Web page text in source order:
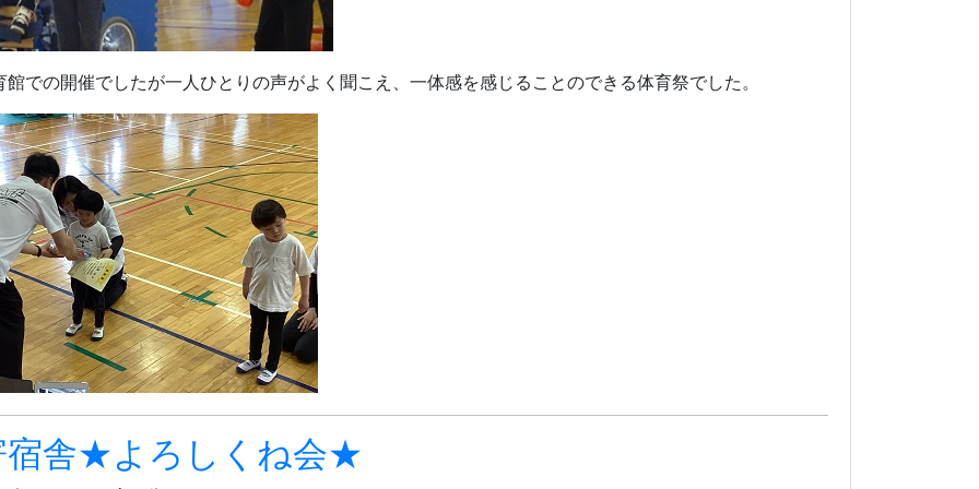
館での開催でしたが一人ひとりの声がよく聞こえ、一体感を感じることのできる体育祭でした。
宿舎★よろしくね会★